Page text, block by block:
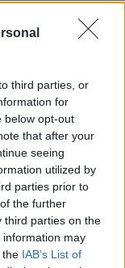
third parties, or
for
below opt-out
that after your
seeing
utilized by
parties prior to
the further
third parties on the
information may
the IAB’s List of